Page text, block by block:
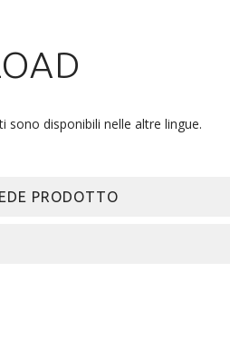
sono disponibili nelle altre lingue.
PRODOTTO